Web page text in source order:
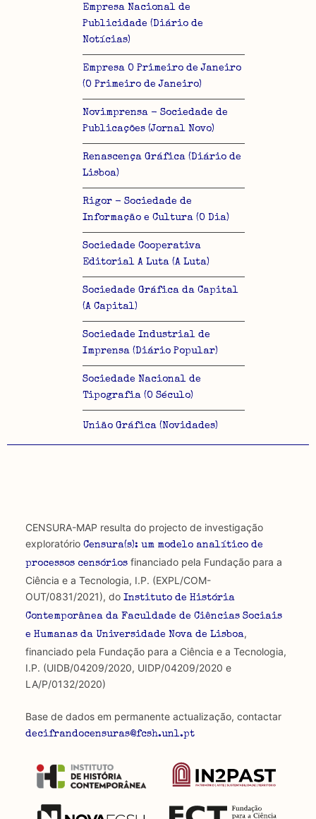
Empresa Nacional de
Publicidade (Diário de
Notícias)
Empresa O Primeiro de Janeiro
(O Primeiro de Janeiro)
Novimprensa - Sociedade de
Publicações (Jornal Novo)
Renascença Gráfica (Diário de
Lisboa)
Rigor - Sociedade de
Informação e Cultura (O Dia)
Sociedade Cooperativa
Editorial A Luta (A Luta)
Sociedade Gráfica da Capital
(A Capital)
Sociedade Industrial de
Imprensa (Diário Popular)
Sociedade Nacional de
Tipografia (O Século)
União Gráfica (Novidades)
CENSURA-MAP resulta do projecto de investigação
exploratório Censura(s): um modelo analítico de
processos censóriosfinanciado pela Fundação para a
Ciência e a Tecnologia, I.P. (EXPL/COM-
OUT/0831/2021), do Instituto de História
Contemporânea da Faculdade de Ciências Sociais
e Humanas da Universidade Nova de Lisboa,
financiado pela Fundação para a Ciência e a Tecnologia,
I.P. (UIDB/04209/2020, UIDP/04209/2020 e
LA/P/0132/2020)
Base de dados em permanente actualização, contactar
decifrandocensuras@fcsh.unl.pt